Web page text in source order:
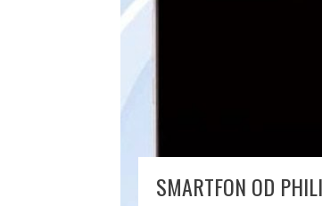
SMARTFON OD